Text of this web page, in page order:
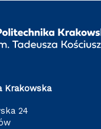
Krakowska
24